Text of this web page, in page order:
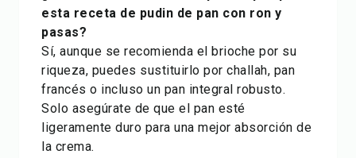
esta receta de pudin de pan con ron y
pasas?
Sí, aunque se recomienda el brioche por su
riqueza, puedes sustituirlo por challah, pan
francés o incluso un pan integral robusto.
Solo asegúrate de que el pan esté
ligeramente duro para una mejor absorción de
la crema.